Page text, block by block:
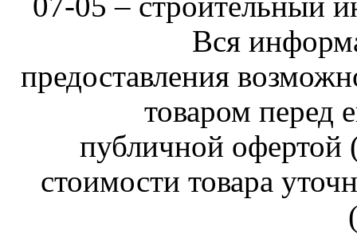
Вся
предоставления
товаром перед
публичной
стоимости товара